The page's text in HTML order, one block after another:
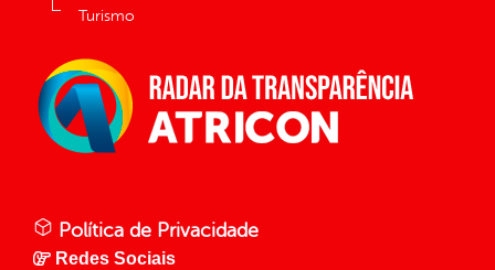
Turismo
Política de Privacidade
Redes Sociais